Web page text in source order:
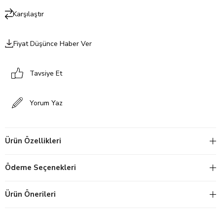
Karşılaştır
Fiyat Düşünce Haber Ver
Tavsiye Et
Yorum Yaz
Ürün Özellikleri
Ödeme Seçenekleri
Ürün Önerileri